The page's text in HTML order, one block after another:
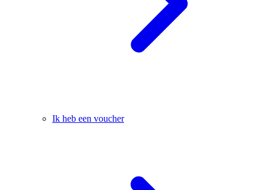
Ik heb een voucher